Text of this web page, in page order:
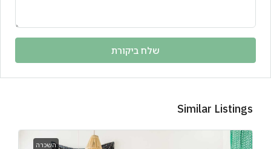
שלח ביקורת
Similar Listings
השכרה